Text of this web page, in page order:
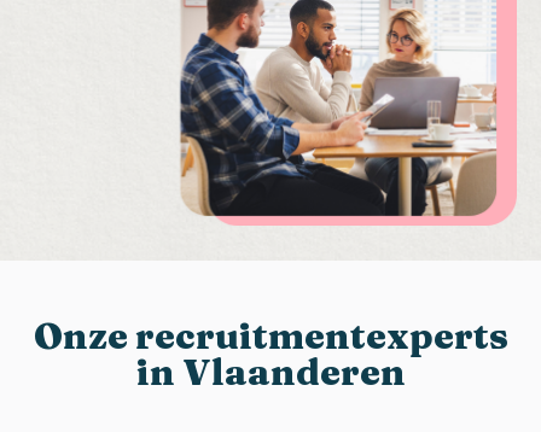
Onze recruitmentexperts
in Vlaanderen